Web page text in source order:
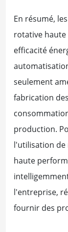
En résumé,
rotative
efficacité
seulement
fabrication
production.
l'utilisation de
haute
l'entreprise,
fournir des